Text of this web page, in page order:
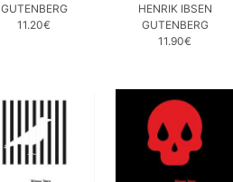
GUTENBERG
11.20€
HENRIK IBSEN
GUTENBERG
11.90€